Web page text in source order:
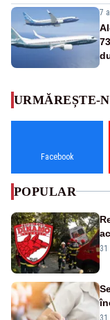
7
URMĂREȘTE-
Facebook
POPULAR
31
31